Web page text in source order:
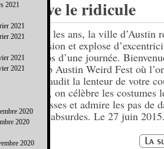
Vive le ridicule
Tous les ans, la ville d’Austin
pression et explose
temps d’une journée.
Keep Austin Weird Fest où
applaudit la lenteur de votre
5km, on célèbre les costumes
cocasses et admire les pas de
plus absurdes. Le 27 juin
2021
2021
2021
2021
2021
2020
2020
2020